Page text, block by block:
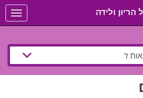
Toggle
navigation